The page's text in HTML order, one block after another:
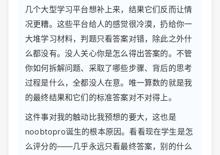
几个大型学习平台想补上来，结果它们反而让情
况更糟。这些平台给人的感觉很冷漠，扔给你一
大堆学习材料，判题只看答案对错，除此之外什
么都没有。没人关心你是怎么得出答案的。不管
你如何拆解问题、采取了哪些步骤、背后的思考
过程是什么，全都没人在意。唯一算数的就是我
的最终结果和它们的标准答案对不对得上。
这件事对我的触动比我预想的要大，这也是
noobtopro诞生的根本原因。看看现在学生是怎
么评分的——几乎永远只看最终答案，别的什么